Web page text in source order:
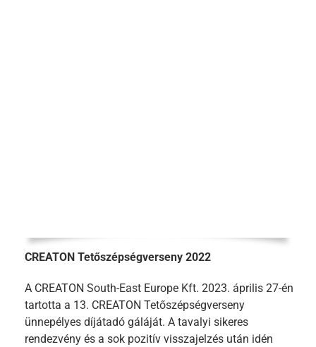
CREATON Tetőszépségverseny 2022
A CREATON South-East Europe Kft. 2023. április 27-én
tartotta a 13. CREATON Tetőszépségverseny
ünnepélyes díjátadó gáláját. A tavalyi sikeres
rendezvény és a sok pozitív visszajelzés után idén